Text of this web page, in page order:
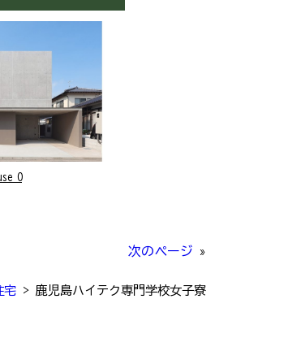
O
次のページ »
宅 > 鹿児島ハイテク専門学校女子寮